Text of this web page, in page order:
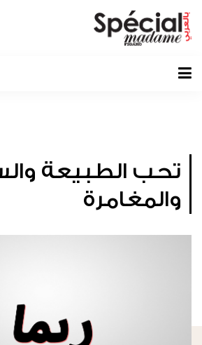
تحب الطبيعة
والمغامرة